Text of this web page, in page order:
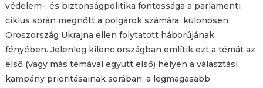
védelem-, és biztonságpolitika fontossága a parlamenti
ciklus során megnőtt a polgárok számára, különösen
Oroszország Ukrajna ellen folytatott háborújának
fényében. Jelenleg kilenc országban említik ezt a témát az
első (vagy más témával együtt első) helyen a választási
kampány prioritásainak sorában, a legmagasabb